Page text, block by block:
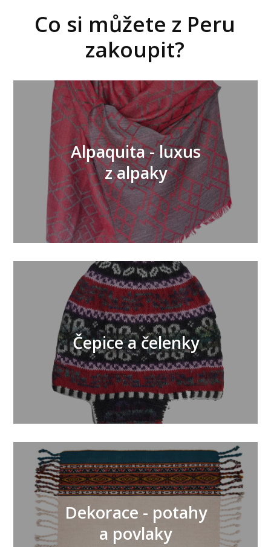
Co si můžete z Peru
zakoupit?
Alpaquita - luxus
z alpaky
Čepice a čelenky
Dekorace - potahy
a povlaky